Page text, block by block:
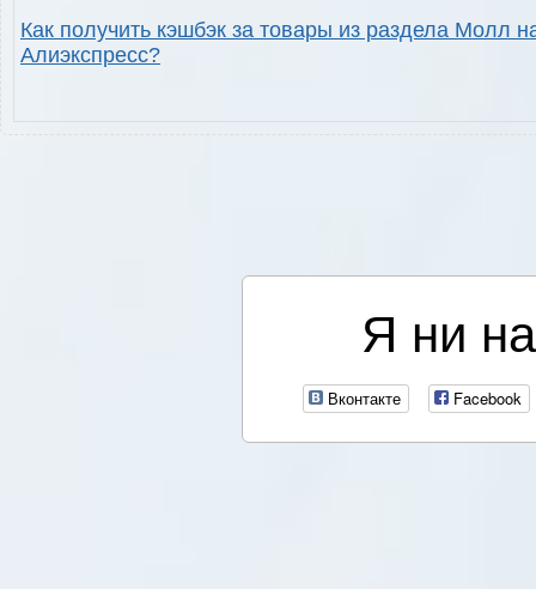
Как получить кэшбэк за товары из раздела Молл
Алиэкспресс?
Я ни
Вконтакте Facebook